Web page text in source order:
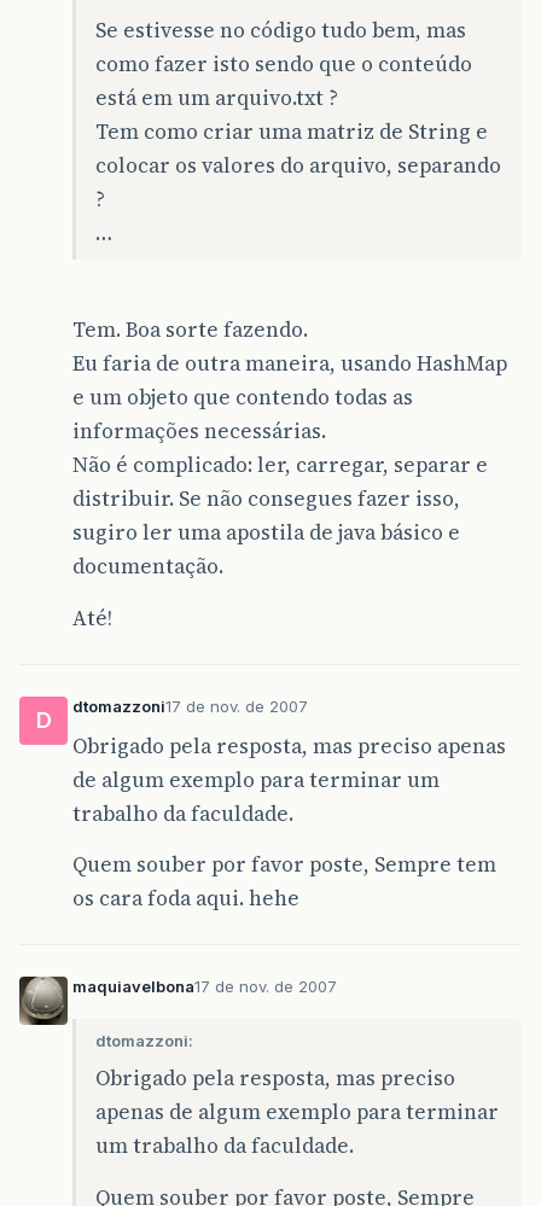
Se estivesse no código tudo bem, mas
como fazer isto sendo que o conteúdo
está em um arquivo.txt ?
Tem como criar uma matriz de String e
colocar os valores do arquivo, separando
?
…
Tem. Boa sorte fazendo.
Eu faria de outra maneira, usando HashMap
e um objeto que contendo todas as
informações necessárias.
Não é complicado: ler, carregar, separar e
distribuir. Se não consegues fazer isso,
sugiro ler uma apostila de java básico e
documentação.
Até!
D
dtomazzoni17 de nov. de 2007
Obrigado pela resposta, mas preciso apenas
de algum exemplo para terminar um
trabalho da faculdade.
Quem souber por favor poste, Sempre tem
os cara foda aqui. hehe
maquiavelbona17 de nov. de 2007
dtomazzoni:
Obrigado pela resposta, mas preciso
apenas de algum exemplo para terminar
um trabalho da faculdade.
Quem souber por favor poste, Sempre